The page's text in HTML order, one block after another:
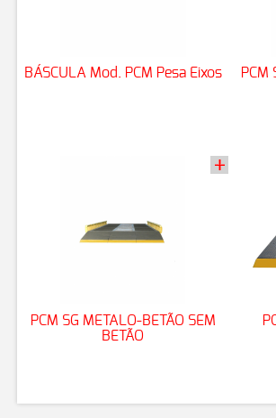
BÁSCULA Mod. PCM Pesa Eixos PCM
PCM SG METALO-BETÃO SEM
BETÃO